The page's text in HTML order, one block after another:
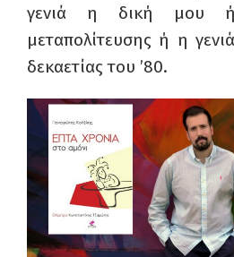
γενιά η δική μου
μεταπολίτευσης ή η
δεκαετίας του ’80.